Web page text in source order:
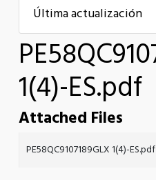
Última actualización
1(4)-ES.pdf
Attached Files
PE58QC9107189GLX 1(4)-ES.pdf